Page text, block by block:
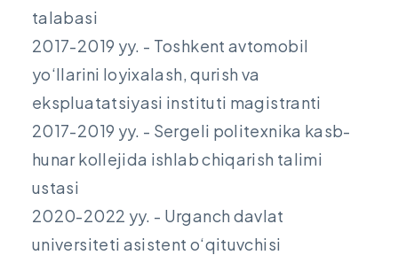
talabasi
2017-2019 yy. - Toshkent avtomobil
yo‘llarini loyixalash, qurish va
ekspluatatsiyasi instituti magistranti
2017-2019 yy. - Sergeli politexnika kasb-
hunar kollejida ishlab chiqarish talimi
ustasi
2020-2022 yy. - Urganch davlat
universiteti asistent o‘qituvchisi